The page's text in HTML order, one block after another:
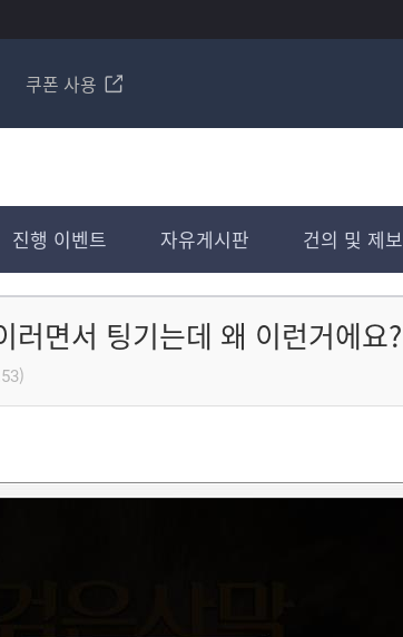
쿠폰 사용
진행 이벤트 자유게시판 건의 및 제보
러면서 팅기는데 왜 이런거에요?